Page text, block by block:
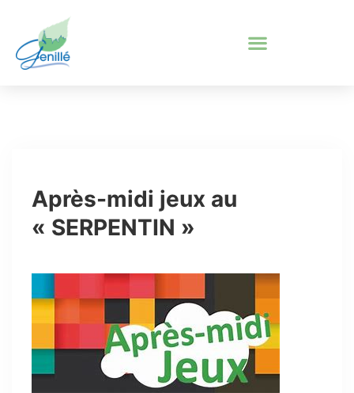
Après-midi jeux au
« SERPENTIN »